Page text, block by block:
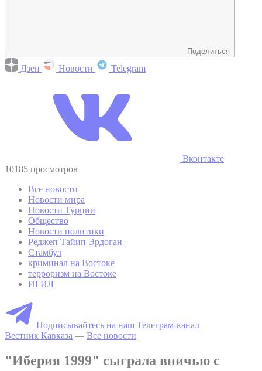
Поделиться
Дзен Новости Telegram
Вконтакте
10185 просмотров
Все новости
Новости мира
Новости Турции
Общество
Новости политики
Реджеп Тайип Эрдоган
Стамбул
криминал на Востоке
терроризм на Востоке
ИГИЛ
Подписывайтесь на наш Телеграм-канал
Вестник Кавказа — Все новости
"Иберия 1999" сыграла вничью с